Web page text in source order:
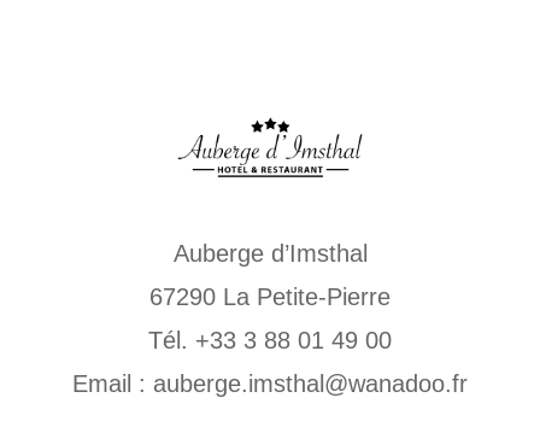
Auberge d’Imsthal
67290 La Petite-Pierre
Tél. +33 3 88 01 49 00
Email : auberge.imsthal@wanadoo.fr